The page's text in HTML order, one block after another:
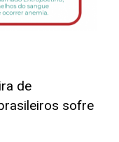
de
sofre